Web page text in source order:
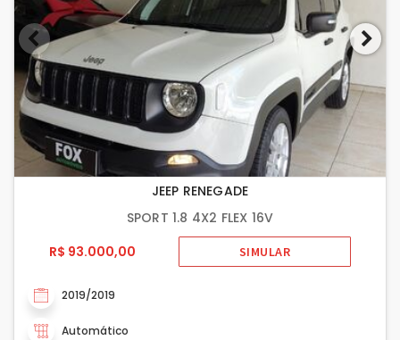
JEEP RENEGADE
SPORT 1.8 4X2 FLEX 16V
R$ 93.000,00
SIMULAR
2019/2019
Automático